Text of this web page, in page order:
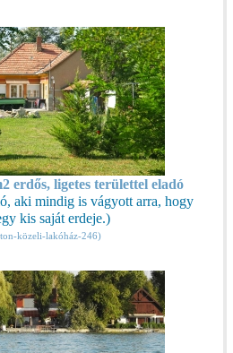
erdős, ligetes területtel eladó
aki mindig is vágyott arra, hogy
kis saját erdeje.)
közeli-lakóház-246)